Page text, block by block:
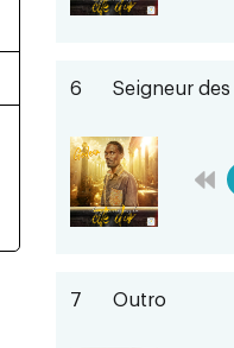
6 Seigneur
7 Outro